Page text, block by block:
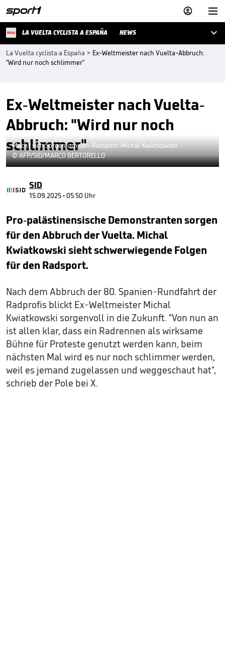


LA VUELTA CYCLISTA A ESPAÑA NEWS 
La Vuelta cyclista a España > Ex-Weltmeister nach Vuelta-Abbruch:
"Wird nur noch schlimmer"
Ex-Weltmeister nach Vuelta-
Abbruch: "Wird nur noch
schlimmer"
Macht sich Sorgen um den Radsport: Michal Kwiatkowski
© AFP/SID/MARCO BERTORELLO
SID
15.09.2025 • 05:50 Uhr
Pro-palästinensische Demonstranten sorgen
für den Abbruch der Vuelta. Michal
Kwiatkowski sieht schwerwiegende Folgen
für den Radsport.
Nach dem Abbruch der 80. Spanien-Rundfahrt der
Radprofis blickt Ex-Weltmeister Michal
Kwiatkowski sorgenvoll in die Zukunft. "Von nun an
ist allen klar, dass ein Radrennen als wirksame
Bühne für Proteste genutzt werden kann, beim
nächsten Mal wird es nur noch schlimmer werden,
weil es jemand zugelassen und weggeschaut hat",
schrieb der Pole bei X.